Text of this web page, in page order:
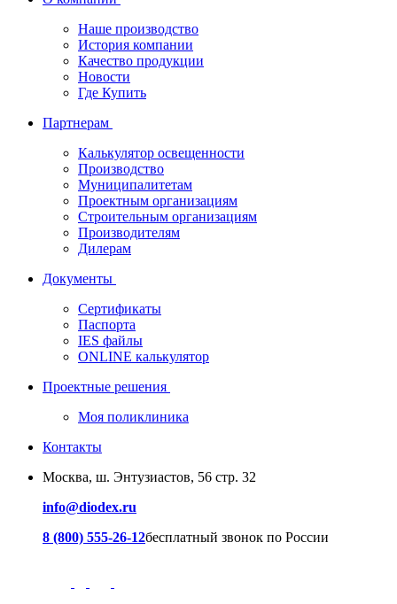
Наше производство
История компании
Качество продукции
Новости
Где Купить
Партнерам
Калькулятор освещенности
Производство
Муниципалитетам
Проектным организациям
Строительным организациям
Производителям
Дилерам
Документы
Сертификаты
Паспорта
IES файлы
ONLINE калькулятор
Проектные решения
Моя поликлиника
Контакты
Москва, ш. Энтузиастов, 56 стр. 32
info@diodex.ru
8 (800) 555-26-12бесплатный звонок по России